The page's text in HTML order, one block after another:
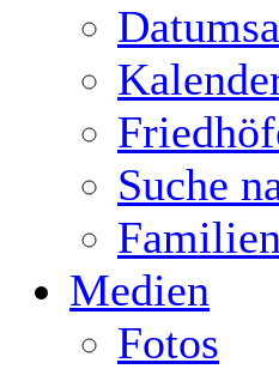
Suche
Medien
Fotos